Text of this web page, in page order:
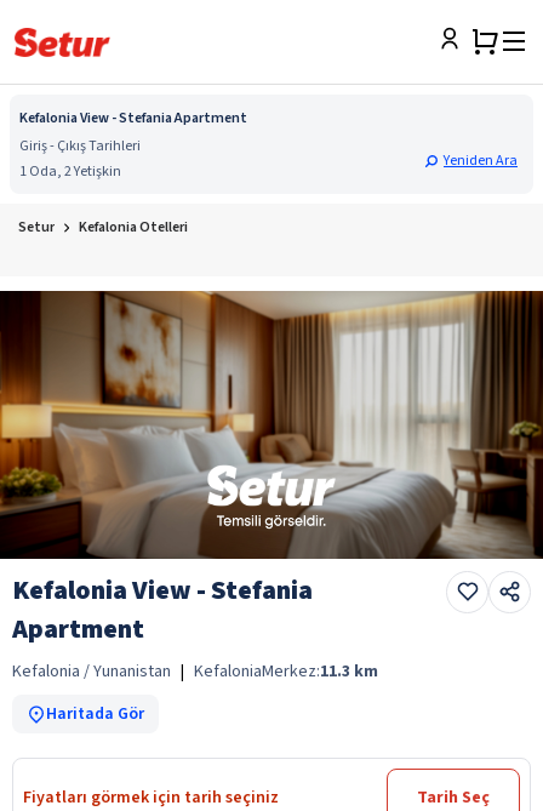
Kefalonia View - Stefania Apartment
Giriş - Çıkış Tarihleri
1 Oda, 2 Yetişkin
Yeniden Ara
Setur Kefalonia Otelleri
Kefalonia View - Stefania
Apartment
Kefalonia / Yunanistan | KefaloniaMerkez:11.3 km
Haritada Gör
Fiyatları görmek için tarih seçiniz Tarih Seç